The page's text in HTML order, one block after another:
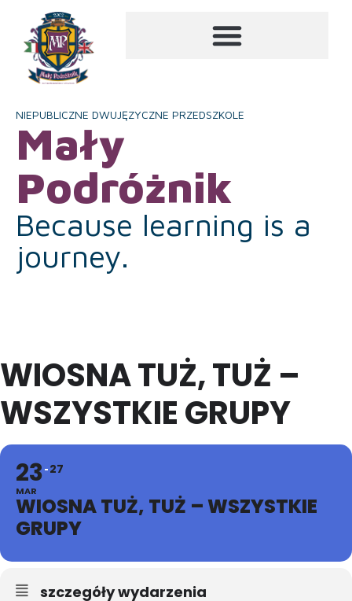
NIEPUBLICZNE DWUJĘZYCZNE PRZEDSZKOLE
Mały
Podróżnik
Because learning is a
journey.
WIOSNA TUŻ, TUŻ –
WSZYSTKIE GRUPY
23
MAR
27
WIOSNA TUŻ, TUŻ – WSZYSTKIE
GRUPY
szczegóły wydarzenia